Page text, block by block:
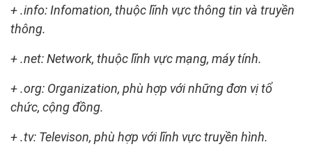
+ .info: Infomation, thuộc lĩnh vực thông tin và truyền
thông.
+ .net: Network, thuộc lĩnh vực mạng, máy tính.
+ .org: Organization, phù hợp với những đơn vị tổ
chức, cộng đồng.
+ .tv: Televison, phù hợp với lĩnh vực truyền hình.